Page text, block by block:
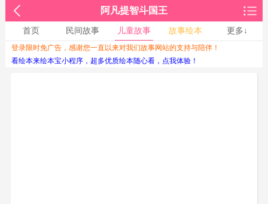
阿凡提智斗国王
首页 民间故事 儿童故事 故事绘本
更多↓
收起↑
登录限时免广告，感谢您一直以来对我们故事网站的支持与陪伴！
看绘本来绘本宝小程序，超多优质绘本随心看，点我体验！